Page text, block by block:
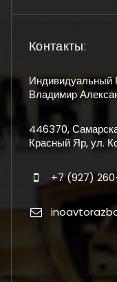
Контакты:
Индивидуальный
Владимир
446370,
Красный Яр, ул.
+7 (927)